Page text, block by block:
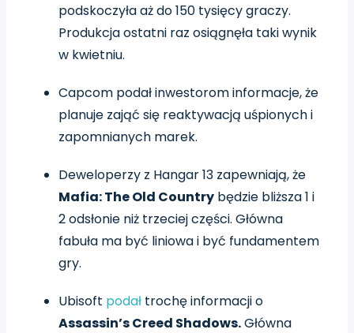
podskoczyła aż do 150 tysięcy graczy.
Produkcja ostatni raz osiągnęła taki wynik
w kwietniu.
Capcom podał inwestorom informacje, że
planuje zająć się reaktywacją uśpionych i
zapomnianych marek.
Deweloperzy z Hangar 13 zapewniają, że
Mafia: The Old Country będzie bliższa 1 i
2 odsłonie niż trzeciej części. Główna
fabuła ma być liniowa i być fundamentem
gry.
Ubisoft podał trochę informacji o
Assassin’s Creed Shadows.Główna